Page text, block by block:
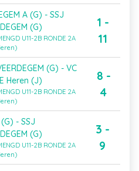
A (G) - SSJ
(G)
U11-2B RONDE 2A
1 -
11
(G) - VC
Heren (J)
U11-2B RONDE 2A
8 -
4
- SSJ
(G)
U11-2B RONDE 2A
3 -
9